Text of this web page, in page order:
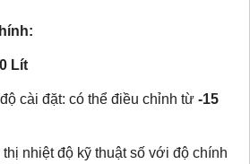
Lít
cài đặt: có thể điều chỉnh từ -15
thị nhiệt độ kỹ thuật số với độ chính